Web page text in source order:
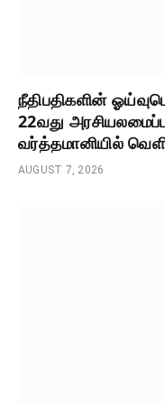
நீதிபதிகளின்
22வது
வர்த்தமானியில்
AUGUST 7, 2026